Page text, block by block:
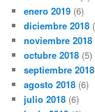
enero 2019 (6)
diciembre 2018
noviembre 2018
octubre 2018 (5)
septiembre 2018
agosto 2018 (6)
julio 2018 (6)